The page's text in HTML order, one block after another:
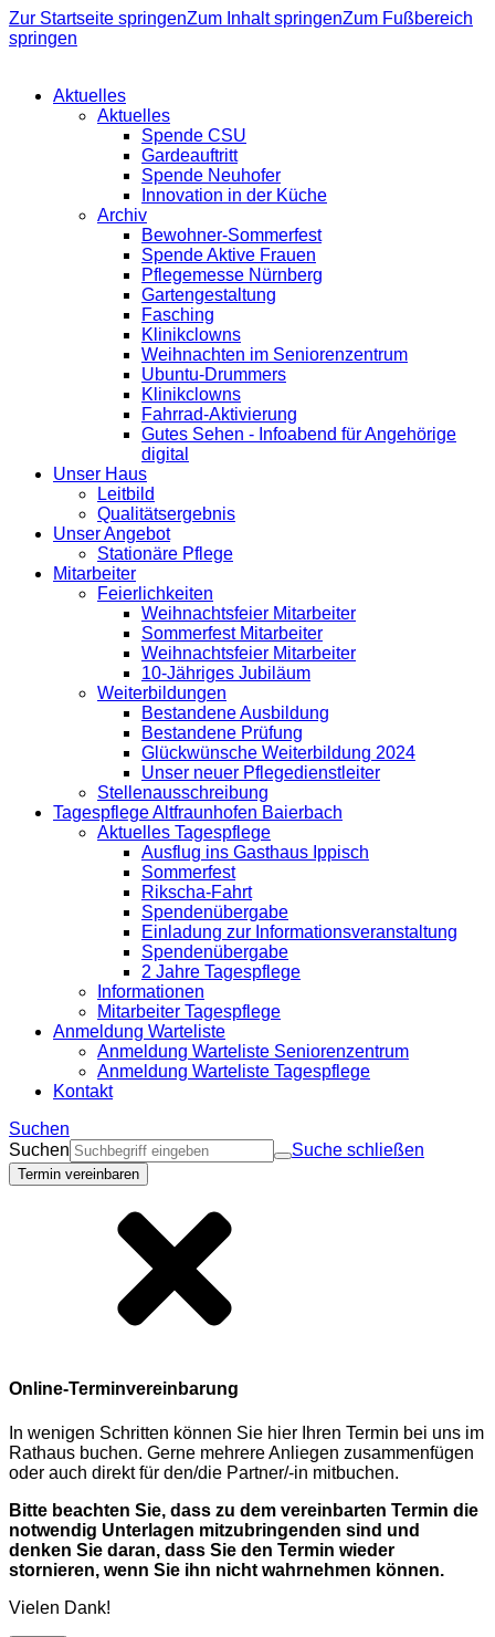
Zur Startseite springenZum Inhalt springenZum Fußbereich
springen
Aktuelles
Aktuelles
Spende CSU
Gardeauftritt
Spende Neuhofer
Innovation in der Küche
Archiv
Bewohner-Sommerfest
Spende Aktive Frauen
Pflegemesse Nürnberg
Gartengestaltung
Fasching
Klinikclowns
Weihnachten im Seniorenzentrum
Ubuntu-Drummers
Klinikclowns
Fahrrad-Aktivierung
Gutes Sehen - Infoabend für Angehörige
digital
Unser Haus
Leitbild
Qualitätsergebnis
Unser Angebot
Stationäre Pflege
Mitarbeiter
Feierlichkeiten
Weihnachtsfeier Mitarbeiter
Sommerfest Mitarbeiter
Weihnachtsfeier Mitarbeiter
10-Jähriges Jubiläum
Weiterbildungen
Bestandene Ausbildung
Bestandene Prüfung
Glückwünsche Weiterbildung 2024
Unser neuer Pflegedienstleiter
Stellenausschreibung
Tagespflege Altfraunhofen Baierbach
Aktuelles Tagespflege
Ausflug ins Gasthaus Ippisch
Sommerfest
Rikscha-Fahrt
Spendenübergabe
Einladung zur Informationsveranstaltung
Spendenübergabe
2 Jahre Tagespflege
Informationen
Mitarbeiter Tagespflege
Anmeldung Warteliste
Anmeldung Warteliste Seniorenzentrum
Anmeldung Warteliste Tagespflege
Kontakt
Suchen
Suchen
Suche schließen
Termin vereinbaren
Online-Terminvereinbarung
In wenigen Schritten können Sie hier Ihren Termin bei uns im
Rathaus buchen. Gerne mehrere Anliegen zusammenfügen
oder auch direkt für den/die Partner/-in mitbuchen.
Bitte beachten Sie, dass zu dem vereinbarten Termin die
notwendig Unterlagen mitzubringenden sind und
denken Sie daran, dass Sie den Termin wieder
stornieren, wenn Sie ihn nicht wahrnehmen können.
Vielen Dank!